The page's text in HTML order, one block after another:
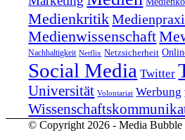
Medienkritik
Medienwissenschaft
Nachhaltigkeit Netflix Netzsicherheit
Social Media Twitter
Universität Volontariat Werbung
© Copyright 2026 - Media Bubble